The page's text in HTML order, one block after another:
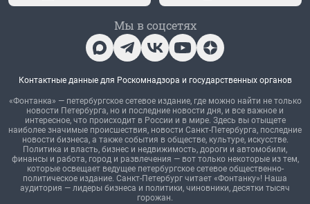
Мы в соцсетях
Контактные данные для Роскомнадзора и государственных органов
«Фонтанка» — петербургское сетевое издание, где можно найти не только
новости Петербурга, но и последние новости дня, и все важное и
интересное, что происходит в России и в мире. Здесь вы отыщете
наиболее значимые происшествия, новости Санкт-Петербурга, последние
новости бизнеса, а также события в обществе, культуре, искусстве.
Политика и власть, бизнес и недвижимость, дороги и автомобили,
финансы и работа, город и развлечения — вот только некоторые из тем,
которые освещает ведущее петербургское сетевое общественно-
политическое издание. Санкт-Петербург читает «Фонтанку»! Наша
аудитория — лидеры бизнеса и политики, чиновники, десятки тысяч
горожан.